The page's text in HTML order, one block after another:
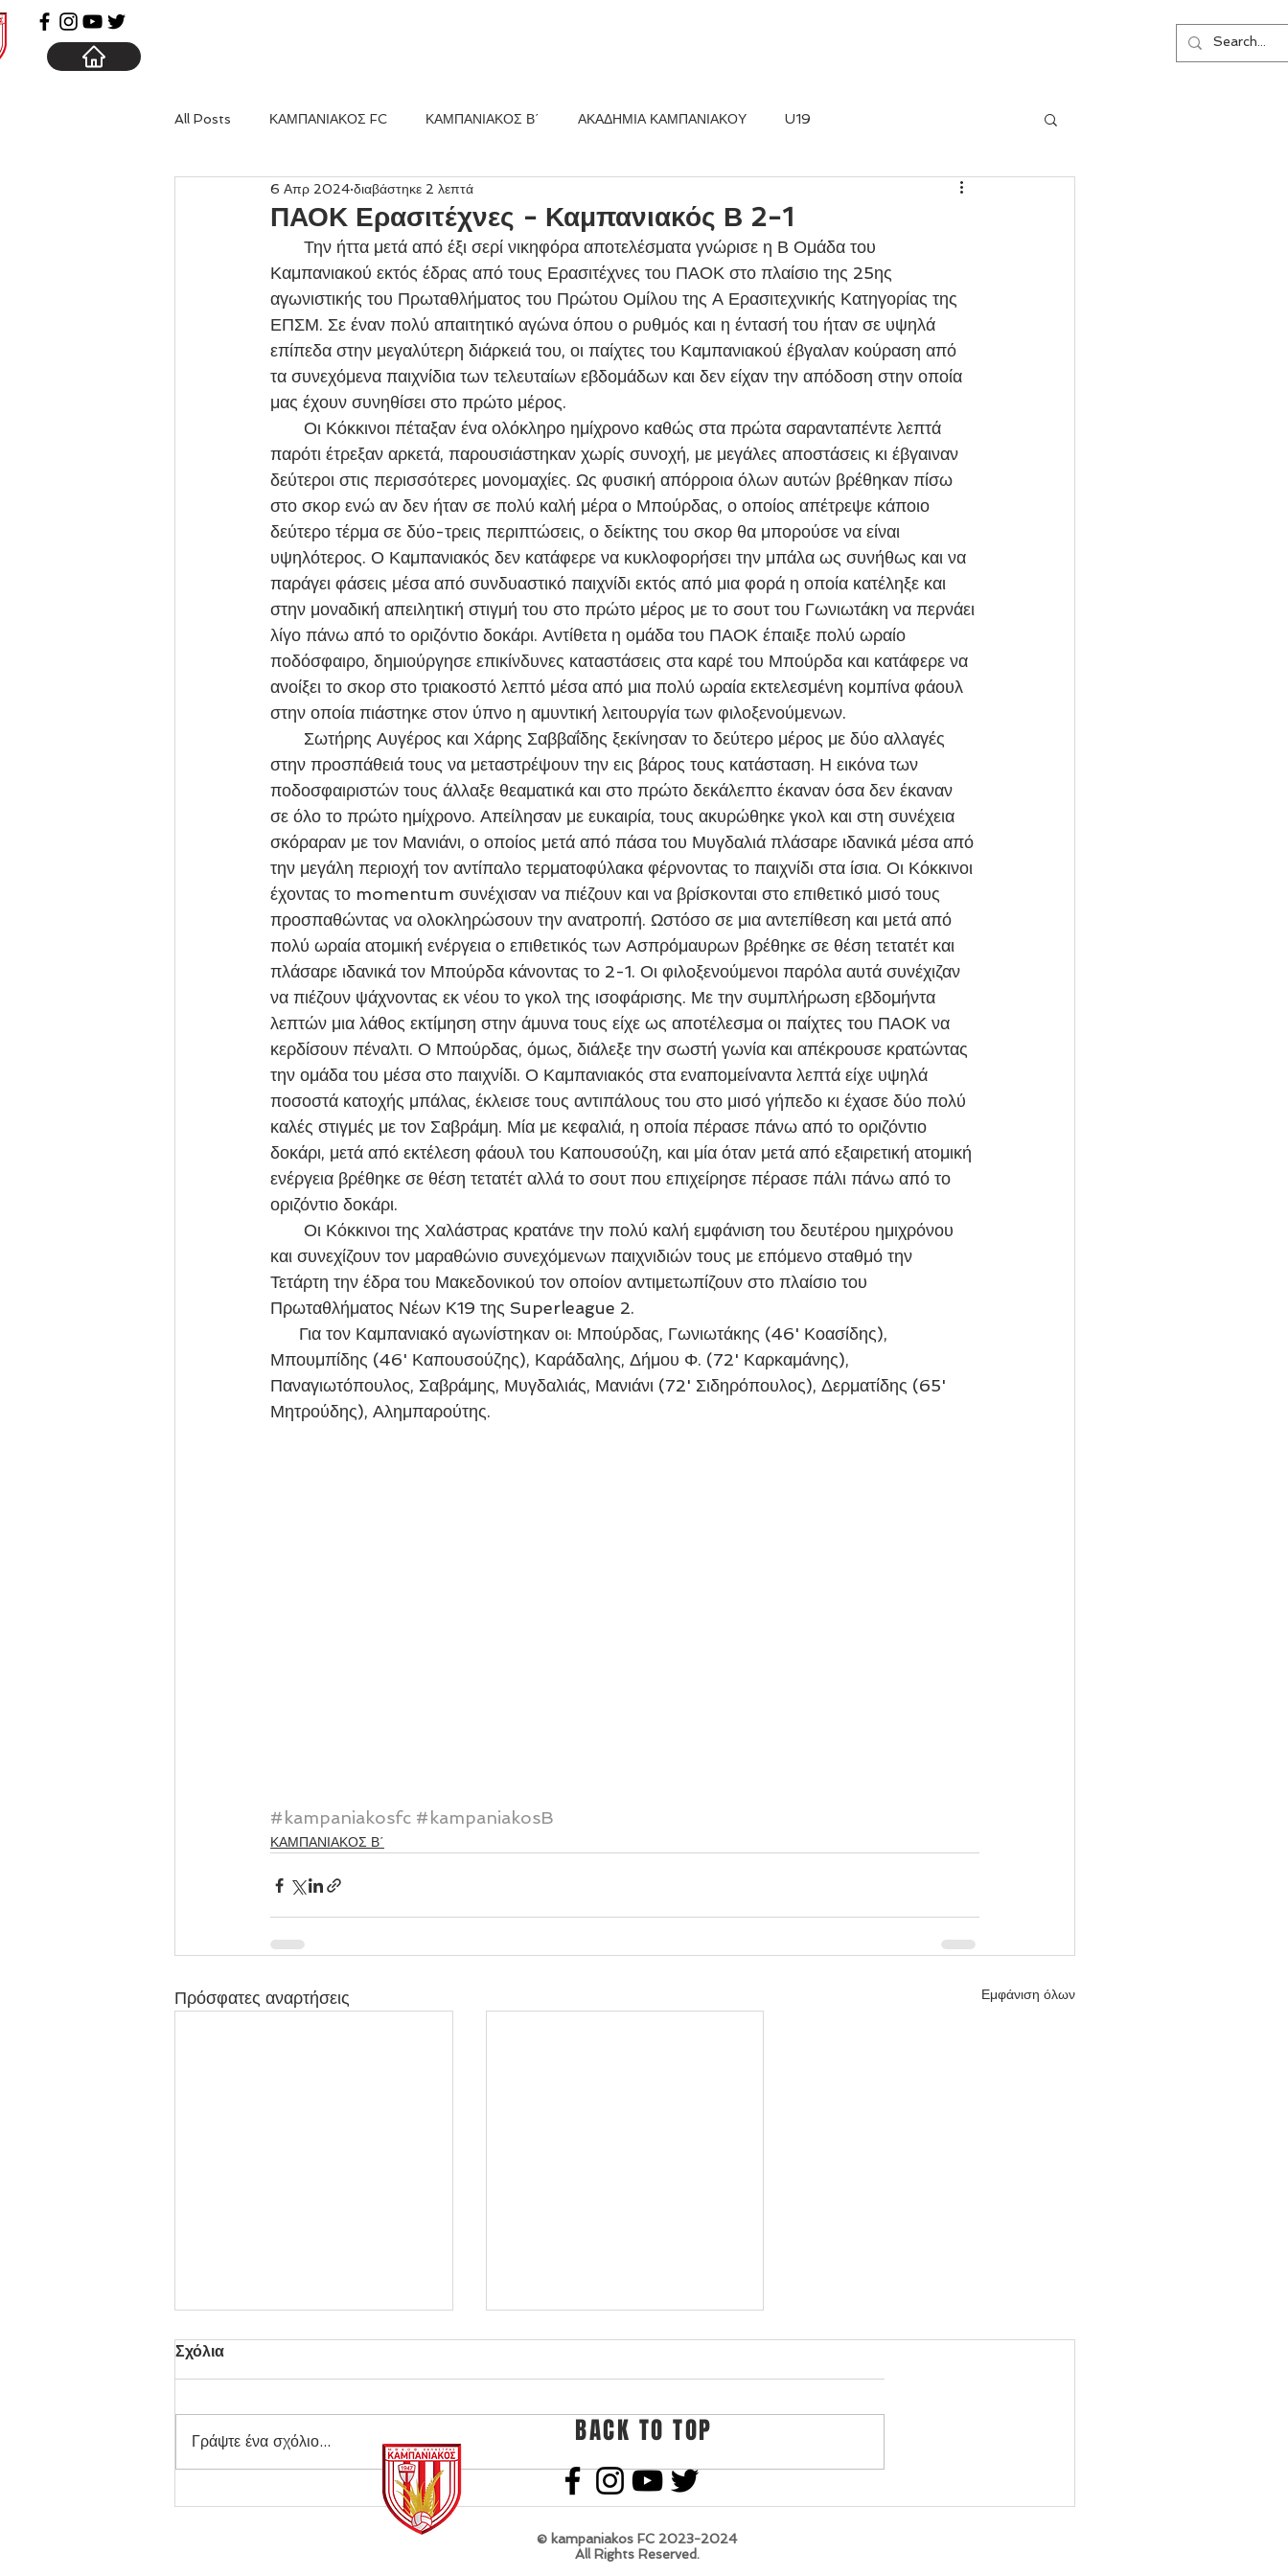
All Posts ΚΑΜΠΑΝΙΑΚΟΣ FC ΚΑΜΠΑΝΙΑΚΟΣ Β΄ ΑΚΑΔΗΜΙΑ ΚΑΜΠΑΝΙΑΚΟΥ U19
ΠΑΟΚ Ερασιτέχνες - Καμπανιακός Β 2-1
6 Απρ 2024 διαβάστηκε 2 λεπτά
Καμπανιακού εκτός έδρας από τους Ερασιτέχνες του ΠΑΟΚ στο πλαίσιο της 25ης
αγωνιστικής του Πρωταθλήματος του Πρώτου Ομίλου της Α Ερασιτεχνικής Κατηγορίας της
ΕΠΣΜ. Σε έναν πολύ απαιτητικό αγώνα όπου ο ρυθμός και η έντασή του ήταν σε υψηλά
επίπεδα στην μεγαλύτερη διάρκειά του, οι παίχτες του Καμπανιακού έβγαλαν κούραση από
τα συνεχόμενα παιχνίδια των τελευταίων εβδομάδων και δεν είχαν την απόδοση στην οποία
μας έχουν συνηθίσει στο πρώτο μέρος.
παρότι έτρεξαν αρκετά, παρουσιάστηκαν χωρίς συνοχή, με μεγάλες αποστάσεις κι έβγαιναν
δεύτεροι στις περισσότερες μονομαχίες. Ως φυσική απόρροια όλων αυτών βρέθηκαν πίσω
στο σκορ ενώ αν δεν ήταν σε πολύ καλή μέρα ο Μπούρδας, ο οποίος απέτρεψε κάποιο
δεύτερο τέρμα σε δύο-τρεις περιπτώσεις, ο δείκτης του σκορ θα μπορούσε να είναι
υψηλότερος. Ο Καμπανιακός δεν κατάφερε να κυκλοφορήσει την μπάλα ως συνήθως και να
παράγει φάσεις μέσα από συνδυαστικό παιχνίδι εκτός από μια φορά η οποία κατέληξε και
στην μοναδική απειλητική στιγμή του στο πρώτο μέρος με το σουτ του Γωνιωτάκη να περνάει
λίγο πάνω από το οριζόντιο δοκάρι. Αντίθετα η ομάδα του ΠΑΟΚ έπαιξε πολύ ωραίο
ποδόσφαιρο, δημιούργησε επικίνδυνες καταστάσεις στα καρέ του Μπούρδα και κατάφερε να
ανοίξει το σκορ στο τριακοστό λεπτό μέσα από μια πολύ ωραία εκτελεσμένη κομπίνα φάουλ
στην οποία πιάστηκε στον ύπνο η αμυντική λειτουργία των φιλοξενούμενων.
στην προσπάθειά τους να μεταστρέψουν την εις βάρος τους κατάσταση. Η εικόνα των
ποδοσφαιριστών τους άλλαξε θεαματικά και στο πρώτο δεκάλεπτο έκαναν όσα δεν έκαναν
σε όλο το πρώτο ημίχρονο. Απείλησαν με ευκαιρία, τους ακυρώθηκε γκολ και στη συνέχεια
σκόραραν με τον Μανιάνι, ο οποίος μετά από πάσα του Μυγδαλιά πλάσαρε ιδανικά μέσα από
την μεγάλη περιοχή τον αντίπαλο τερματοφύλακα φέρνοντας το παιχνίδι στα ίσια. Οι Κόκκινοι
έχοντας το momentum συνέχισαν να πιέζουν και να βρίσκονται στο επιθετικό μισό τους
προσπαθώντας να ολοκληρώσουν την ανατροπή. Ωστόσο σε μια αντεπίθεση και μετά από
πολύ ωραία ατομική ενέργεια ο επιθετικός των Ασπρόμαυρων βρέθηκε σε θέση τετατέτ και
πλάσαρε ιδανικά τον Μπούρδα κάνοντας το 2-1. Οι φιλοξενούμενοι παρόλα αυτά συνέχιζαν
να πιέζουν ψάχνοντας εκ νέου το γκολ της ισοφάρισης. Με την συμπλήρωση εβδομήντα
λεπτών μια λάθος εκτίμηση στην άμυνα τους είχε ως αποτέλεσμα οι παίχτες του ΠΑΟΚ να
κερδίσουν πέναλτι. Ο Μπούρδας, όμως, διάλεξε την σωστή γωνία και απέκρουσε κρατώντας
την ομάδα του μέσα στο παιχνίδι. Ο Καμπανιακός στα εναπομείναντα λεπτά είχε υψηλά
ποσοστά κατοχής μπάλας, έκλεισε τους αντιπάλους του στο μισό γήπεδο κι έχασε δύο πολύ
καλές στιγμές με τον Σαβράμη. Μία με κεφαλιά, η οποία πέρασε πάνω από το οριζόντιο
δοκάρι, μετά από εκτέλεση φάουλ του Καπουσούζη, και μία όταν μετά από εξαιρετική ατομική
ενέργεια βρέθηκε σε θέση τετατέτ αλλά το σουτ που επιχείρησε πέρασε πάλι πάνω από το
οριζόντιο δοκάρι.
και συνεχίζουν τον μαραθώνιο συνεχόμενων παιχνιδιών τους με επόμενο σταθμό την
Τετάρτη την έδρα του Μακεδονικού τον οποίον αντιμετωπίζουν στο πλαίσιο του
Πρωταθλήματος Νέων Κ19 της Superleague 2.
Μπουμπίδης (46' Καπουσούζης), Καράδαλης, Δήμου Φ. (72' Καρκαμάνης),
Παναγιωτόπουλος, Σαβράμης, Μυγδαλιάς, Μανιάνι (72' Σιδηρόπουλος), Δερματίδης (65'
Μητρούδης), Αλημπαρούτης.
#kampaniakosfc #kampaniakosB
ΚΑΜΠΑΝΙΑΚΟΣ Β΄
Πρόσφατες αναρτήσεις Εμφάνιση όλων
Θερμαϊκός - Καμπανιακός
Εθνικός Μαλγάρων -
Σχόλια
Γράψτε ένα σχόλιο... BACK TO TOP
© kampaniakos FC 2023-2024
All Rights Reserved.